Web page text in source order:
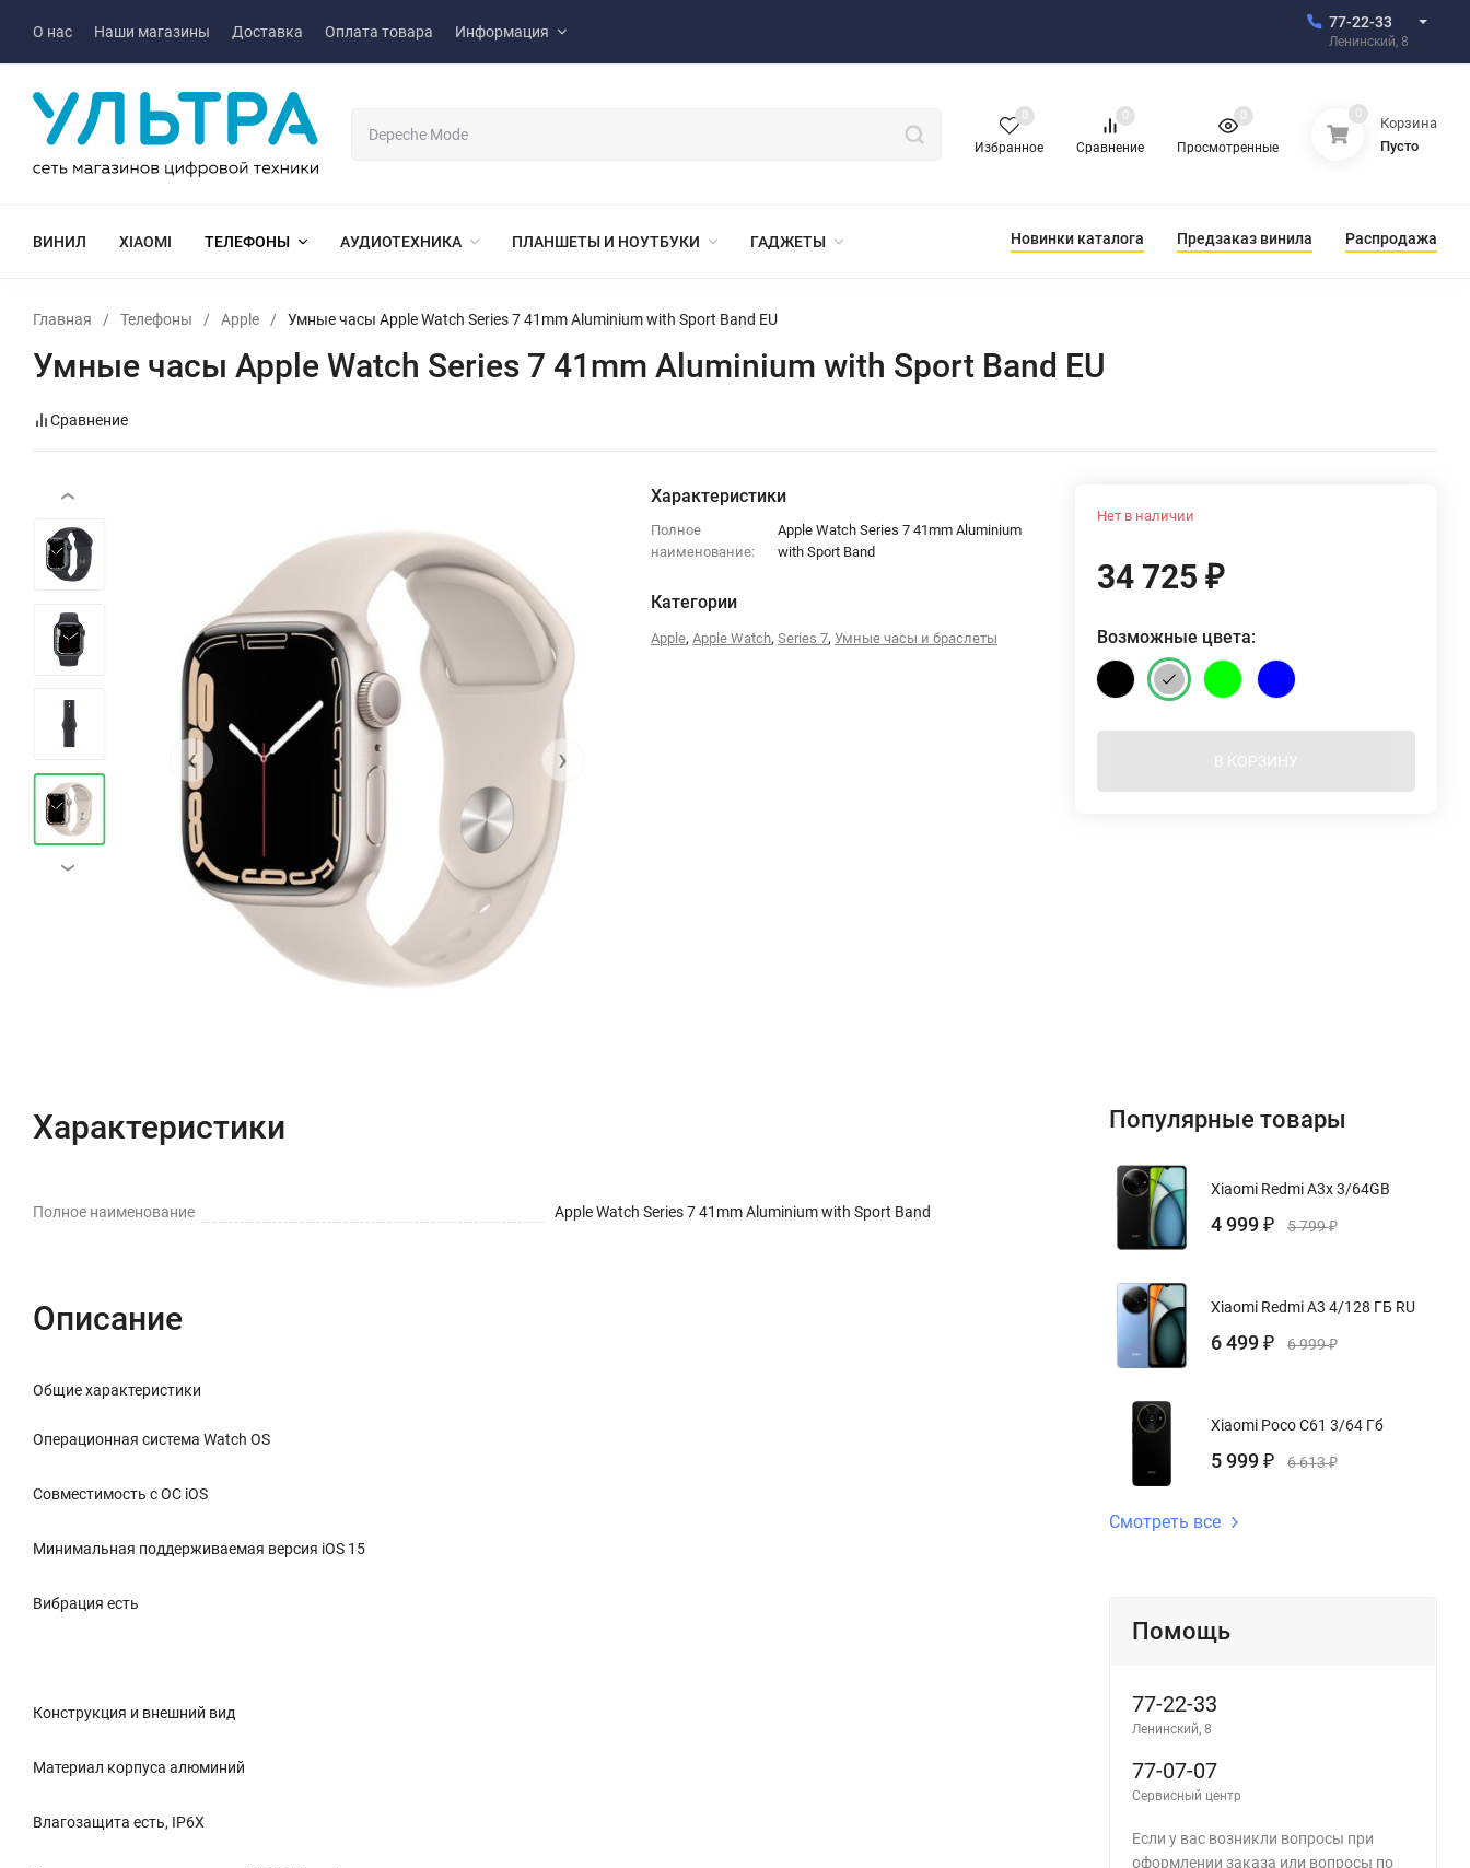
О нас Наши магазины Доставка Оплата товара Информация
77-22-33
Ленинский, 8
Избранное
0
Сравнение
0
Просмотренные
0 0
Корзина
Пусто
ВИНИЛ XIAOMI ТЕЛЕФОНЫ АУДИОТЕХНИКА ПЛАНШЕТЫ И НОУТБУКИ ГАДЖЕТЫ Новинки каталога Предзаказ винила Распродажа
Главная / Телефоны / Apple / Умные часы Apple Watch Series 7 41mm Aluminium with Sport Band EU
Умные часы Apple Watch Series 7 41mm Aluminium with Sport Band EU
Сравнение
‹ ›
‹
›
Характеристики
Полное
наименование:
Apple Watch Series 7 41mm Aluminium
with Sport Band
Категории
Apple, Apple Watch, Series 7, Умные часы и браслеты
Нет в наличии
34 725₽
Возможные цвета:
В КОРЗИНУ
Характеристики
Полное наименование Apple Watch Series 7 41mm Aluminium with Sport Band
Описание
Общие характеристики
Операционная система Watch OS
Совместимость с ОС iOS
Минимальная поддерживаемая версия iOS 15
Вибрация есть
Конструкция и внешний вид
Материал корпуса алюминий
Влагозащита есть, IP6X
Популярные товары
Xiaomi Redmi A3x 3/64GB
4 999 ₽ 5 799₽
Xiaomi Redmi A3 4/128 ГБ RU
6 499 ₽ 6 999₽
Xiaomi Poco C61 3/64 Гб
5 999 ₽ 6 613₽
Смотреть все
Помощь
77-22-33
Ленинский, 8
77-07-07
Сервисный центр
Если у вас возникли вопросы при
оформлении заказа или вопросы по